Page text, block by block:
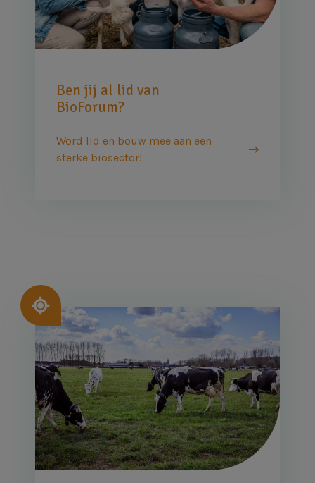
Ben jij al lid van
BioForum?
Word lid en bouw mee aan een
sterke biosector!
Afbeelding